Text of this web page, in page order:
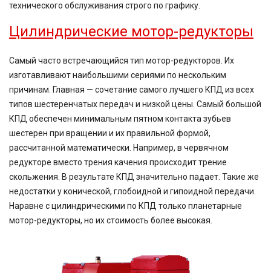
технического обслуживания строго по графику.
Цилиндрические мотор-редукторы
Самый часто встречающийся тип мотор-редукторов. Их
изготавливают наибольшими сериями по нескольким
причинам. Главная — сочетание самого лучшего КПД из всех
типов шестеренчатых передач и низкой цены. Самый большой
КПД обеспечен минимальным пятном контакта зубьев
шестерен при вращении и их правильной формой,
рассчитанной математически. Например, в червячном
редукторе вместо трения качения происходит трение
скольжения. В результате КПД значительно падает. Такие же
недостатки у конической, глобоидной и гипоидной передачи.
Наравне с цилиндрическими по КПД только планетарные
мотор-редукторы, но их стоимость более высокая.